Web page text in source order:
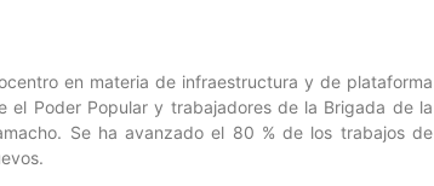
en materia de infraestructura y de plataforma
el Poder Popular y trabajadores de la Brigada de la
Se ha avanzado el 80 % de los trabajos de